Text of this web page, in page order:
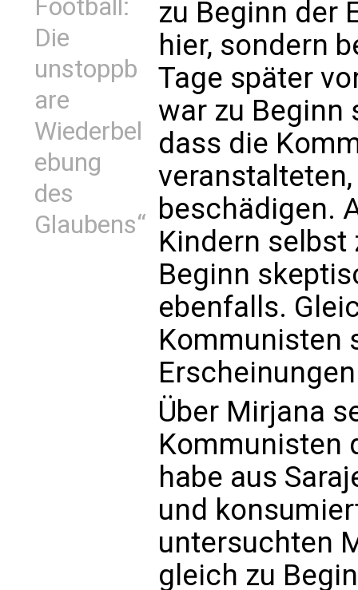
Football:
Die
unstoppb
are
Wiederbel
ebung
des
Glaubens“
zu Beginn der
hier, sondern
Tage später
war zu Beginn
dass die
beschädigen.
Kindern
Beginn
ebenfalls.
Kommunisten
Über Mirjana
Kommunisten
habe aus
und
untersuchten
gleich zu